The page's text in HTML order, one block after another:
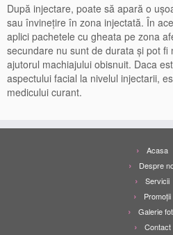
După injectare, poate să apară o
sau învineţire în zona injectată. În
aplici pachetele cu gheata pe zona
secundare nu sunt de durata şi pot fi
ajutorul machiajului obisnuit. Daca
aspectului facial la nivelul injectarii,
medicului curant.
Acasa
Despre
Servicii
Promoţii
Galerie
Contact